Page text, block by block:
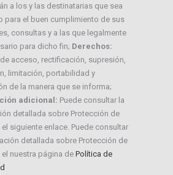
a los y las destinatarias que sea
para el buen cumplimiento de sus
consultas y a las que legalmente
para dicho fin; Derechos:
acceso, rectificación, supresión,
limitación, portabilidad y
de la manera que se informa;
adicional: Puede consultar la
detallada sobre Protección de
el siguiente enlace. Puede consultar
detallada sobre Protección de
el nuestra página de Política de